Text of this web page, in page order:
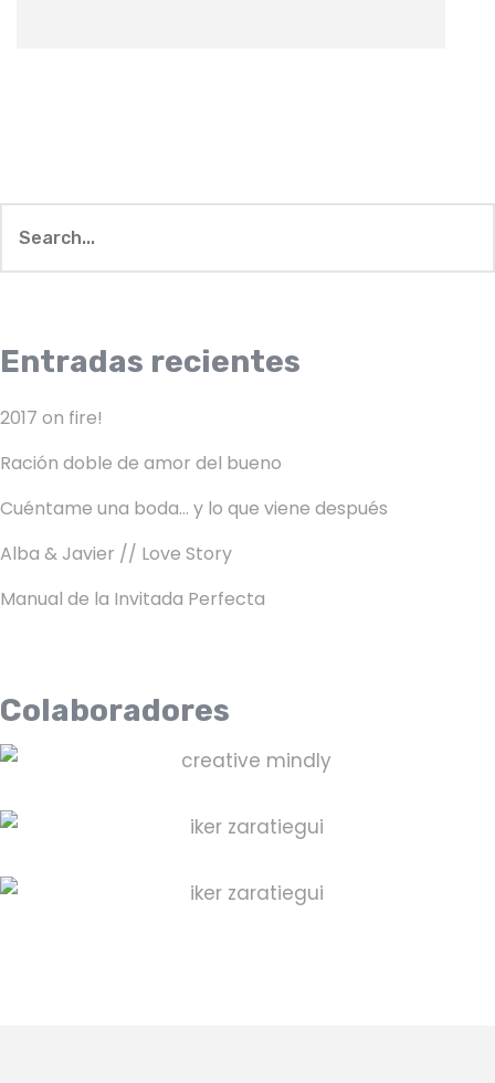
Entradas recientes
2017 on fire!
Ración doble de amor del bueno
Cuéntame una boda… y lo que viene después
Alba & Javier // Love Story
Manual de la Invitada Perfecta
Colaboradores